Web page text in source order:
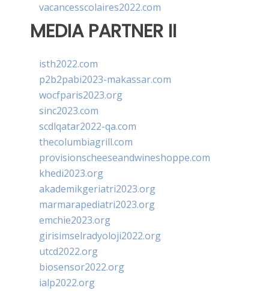
vacancesscolaires2022.com
MEDIA PARTNER II
isth2022.com
p2b2pabi2023-makassar.com
wocfparis2023.org
sinc2023.com
scdlqatar2022-qa.com
thecolumbiagrill.com
provisionscheeseandwineshoppe.com
khedi2023.org
akademikgeriatri2023.org
marmarapediatri2023.org
emchie2023.org
girisimselradyoloji2022.org
utcd2022.org
biosensor2022.org
ialp2022.org